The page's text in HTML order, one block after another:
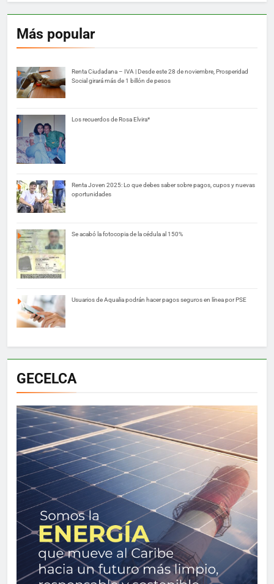
Más popular
Renta Ciudadana – IVA | Desde este 28 de noviembre, Prosperidad
Social girará más de 1 billón de pesos
Los recuerdos de Rosa Elvira*
Renta Joven 2025: Lo que debes saber sobre pagos, cupos y nuevas
oportunidades
Se acabó la fotocopia de la cédula al 150%
Usuarios de Aqualia podrán hacer pagos seguros en línea por PSE
GECELCA